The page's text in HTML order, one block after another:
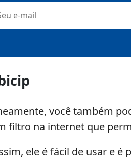
você também
filtro na internet que
ele é fácil de usar e